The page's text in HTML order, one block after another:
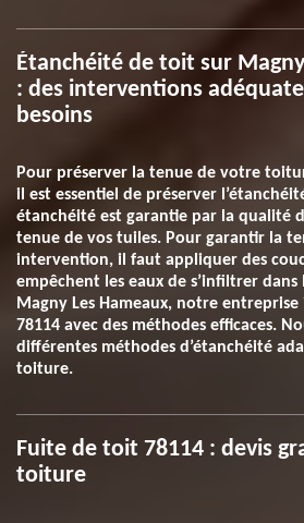
Étanchéité de toit sur
: des interventions
besoins
Pour préserver la tenue de votre
il est essentiel de préserver
étanchéité est garantie par la qualité
tenue de vos tuiles. Pour garantir la
intervention, il faut appliquer des
empêchent les eaux de s’infiltrer
Magny Les Hameaux, notre
78114 avec des méthodes efficaces.
différentes méthodes d’étanchéité
toiture.
Fuite de toit 78114 : devis
toiture